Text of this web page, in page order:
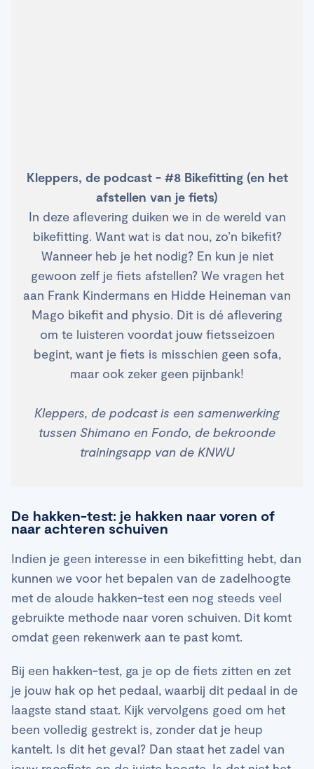
Kleppers, de podcast - #8 Bikefitting (en het
afstellen van je fiets)
In deze aflevering duiken we in de wereld van
bikefitting. Want wat is dat nou, zo’n bikefit?
Wanneer heb je het nodig? En kun je niet
gewoon zelf je fiets afstellen? We vragen het
aan Frank Kindermans en Hidde Heineman van
Mago bikefit and physio. Dit is dé aflevering
om te luisteren voordat jouw fietsseizoen
begint, want je fiets is misschien geen sofa,
maar ook zeker geen pijnbank!
Kleppers, de podcast is een samenwerking
tussen Shimano en Fondo, de bekroonde
trainingsapp van de KNWU
De hakken-test: je hakken naar voren of
naar achteren schuiven
Indien je geen interesse in een bikefitting hebt, dan
kunnen we voor het bepalen van de zadelhoogte
met de aloude hakken-test een nog steeds veel
gebruikte methode naar voren schuiven. Dit komt
omdat geen rekenwerk aan te past komt.
Bij een hakken-test, ga je op de fiets zitten en zet
je jouw hak op het pedaal, waarbij dit pedaal in de
laagste stand staat. Kijk vervolgens goed om het
been volledig gestrekt is, zonder dat je heup
kantelt. Is dit het geval? Dan staat het zadel van